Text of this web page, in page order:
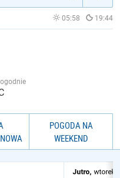
05:58 19:44
POGODA NA
WEEKEND